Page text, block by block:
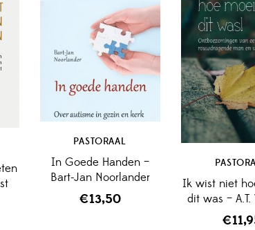
PASTORAAL
In Goede Handen –
Bart-Jan Noorlander
€13,50
Ik wist niet
dit was – A.T.
€